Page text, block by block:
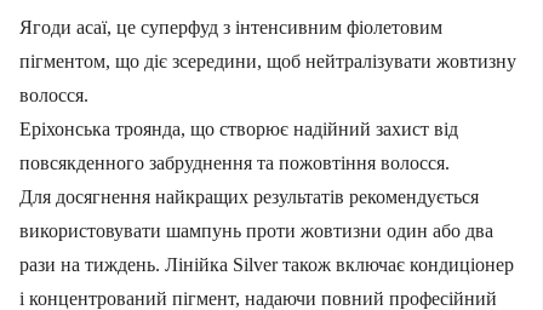
Ягоди асаї, це суперфуд з інтенсивним фіолетовим
пігментом, що діє зсередини, щоб нейтралізувати жовтизну
волосся.
Еріхонська троянда, що створює надійний захист від
повсякденного забруднення та пожовтіння волосся.
Для досягнення найкращих результатів рекомендується
використовувати шампунь проти жовтизни один або два
рази на тиждень. Лінійка Silver також включає кондиціонер
і концентрований пігмент, надаючи повний професійний